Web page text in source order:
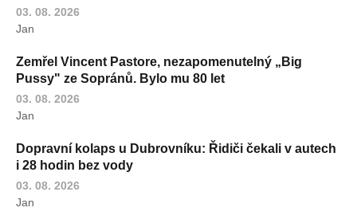
03. 08. 2026
Jan
Zemřel Vincent Pastore, nezapomenutelný „Big
Pussy" ze Sopránů. Bylo mu 80 let
03. 08. 2026
Jan
Dopravní kolaps u Dubrovníku: Řidiči čekali v autech
i 28 hodin bez vody
03. 08. 2026
Jan